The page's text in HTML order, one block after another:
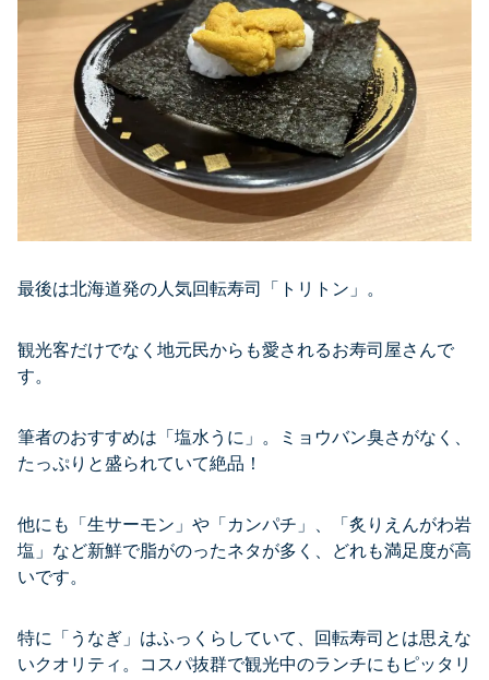
最後は北海道発の人気回転寿司「トリトン」。
観光客だけでなく地元民からも愛されるお寿司屋さんで
す。
筆者のおすすめは「塩水うに」。ミョウバン臭さがなく、
たっぷりと盛られていて絶品！
他にも「生サーモン」や「カンパチ」、「炙りえんがわ岩
塩」など新鮮で脂がのったネタが多く、どれも満足度が高
いです。
特に「うなぎ」はふっくらしていて、回転寿司とは思えな
いクオリティ。コスパ抜群で観光中のランチにもピッタリ